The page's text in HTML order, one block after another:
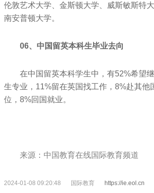
伦敦艺术大学、金斯顿大学、威斯敏斯特
南安普顿大学。
06、中国留英本科生毕业去向
在中国留英本科学生中，有52%希望
生专业，11%留在英国找工作，8%赴其他
位，8%回国就业。
来源：中国教育在线国际教育频道
2024-01-08 09:20:48 国际教育 https://ie.eol.cn